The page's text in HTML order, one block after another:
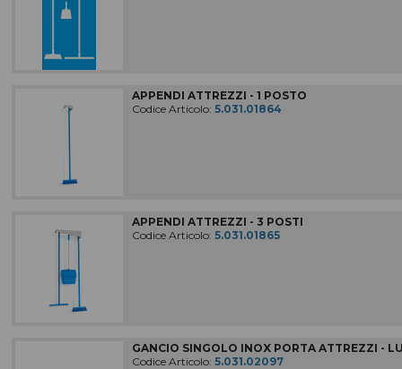
MACCHINE PER LA PULIZIA
Macchine, accessori e ricambi
IMPIANTI DI ASPIRAZIONE
Al metal detector e ai raggi X
Civili / industriali
Civili / industriali
PRODOTTI CARTACEI
E sacchi per rifiuti
ABBIGLIAMENTI SPECIFICI
APPENDI ATTREZZI - 1 POSTO
Codice Articolo: 5.031.01864
APPENDI ATTREZZI - 3 POSTI
Codice Articolo: 5.031.01865
GANCIO SINGOLO INOX PORTA ATTREZZI -
Codice Articolo: 5.031.02097